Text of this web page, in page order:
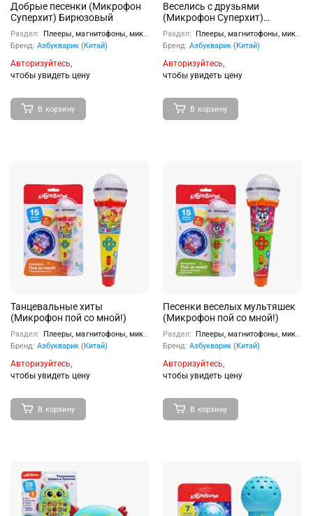
Добрые песенки (Микрофон
Суперхит) Бирюзовый
Раздел:
Плееры, магнитофоны, микрофоны
Бренд: Азбукварик (Китай)
Авторизуйтесь,
чтобы увидеть цену
В корзину
Веселись с друзьями
(Микрофон Суперхит)
Фиолетовый
Раздел:
Плееры, магнитофоны, микрофоны
Бренд: Азбукварик (Китай)
Авторизуйтесь,
чтобы увидеть цену
В корзину
Танцевальные хиты
(Микрофон пой со мной!)
Раздел:
Плееры, магнитофоны, микрофоны
Бренд: Азбукварик (Китай)
Авторизуйтесь,
чтобы увидеть цену
В корзину
Песенки веселых мультяшек
(Микрофон пой со мной!)
Раздел:
Плееры, магнитофоны, микрофоны
Бренд: Азбукварик (Китай)
Авторизуйтесь,
чтобы увидеть цену
В корзину